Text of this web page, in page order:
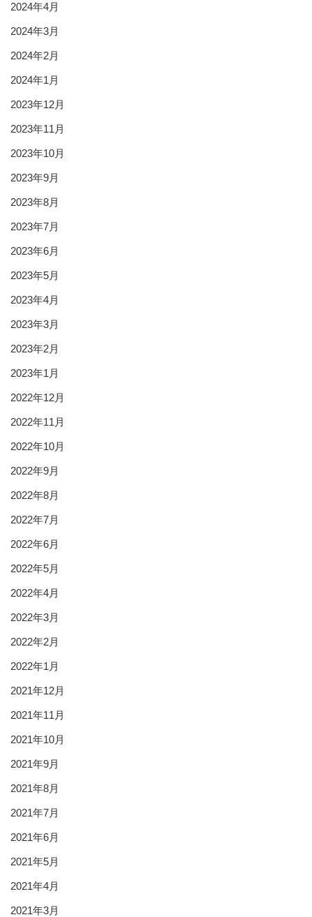
2024年4月
2024年3月
2024年2月
2024年1月
2023年12月
2023年11月
2023年10月
2023年9月
2023年8月
2023年7月
2023年6月
2023年5月
2023年4月
2023年3月
2023年2月
2023年1月
2022年12月
2022年11月
2022年10月
2022年9月
2022年8月
2022年7月
2022年6月
2022年5月
2022年4月
2022年3月
2022年2月
2022年1月
2021年12月
2021年11月
2021年10月
2021年9月
2021年8月
2021年7月
2021年6月
2021年5月
2021年4月
2021年3月